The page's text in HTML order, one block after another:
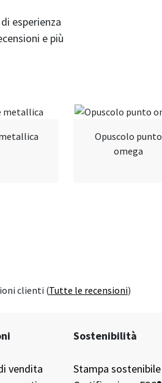
esperienza
e più
Opuscolo punto
omega
clienti (Tutte le recensioni)
vendita
Sostenibilità
Stampa sostenibile